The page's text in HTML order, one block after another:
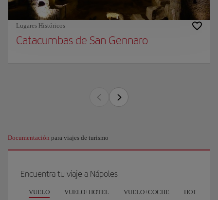
Lugares Históricos
Catacumbas de San Gennaro
Documentación para viajes de turismo
Encuentra tu viaje a Nápoles
VUELO VUELO+HOTEL VUELO+COCHE HOTEL